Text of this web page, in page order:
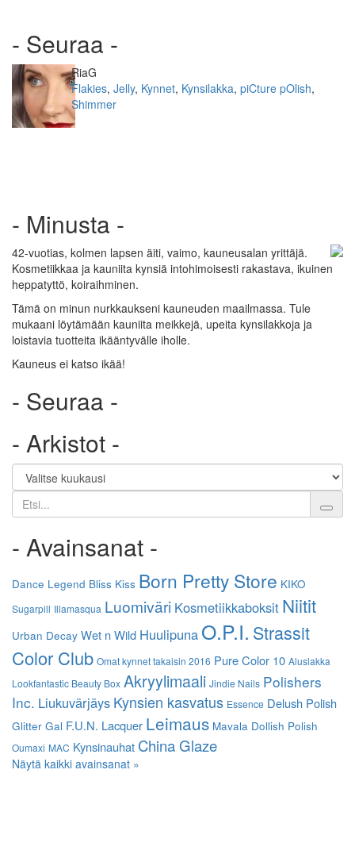
- Seuraa -
Kirjoittaja
RiaG
Kategoriat
Flakies, Jelly, Kynnet, Kynsilakka, piCture pOlish,
Shimmer
- Minusta -
42-vuotias, kolmen lapsen äiti, vaimo, kauneusalan yrittäjä.
Kosmetiikkaa ja kauniita kynsiä intohimoisesti rakastava, ikuinen
heppatyttö, koiraihminen.
Tämä on minun nurkkaukseni kauneuden maailmassa. Tule
mukaani löytämään kauniita meikkejä, upeita kynsilakkoja ja
loistavia tuotteita ikääntyvälle iholle.
Kauneus ei katso ikää!
- Seuraa -
- Arkistot -
Etsi
- Avainsanat -
Dance Legend Bliss Kiss Born Pretty Store KIKO
Sugarpill Illamasqua Luomiväri Kosmetiikkaboksit Niitit
Urban Decay Wet n Wild Huulipuna O.P.I. Strassit
Color Club Omat kynnet takaisin 2016 Pure Color 10 Aluslakka
Lookfantastic Beauty Box Akryylimaali Jindie Nails Polishers
Inc. Liukuvärjäys Kynsien kasvatus Essence Delush Polish
Glitter Gal F.U.N. Lacquer Leimaus Mavala Dollish Polish
Oumaxi MAC Kynsinauhat China Glaze
Näytä kaikki avainsanat »